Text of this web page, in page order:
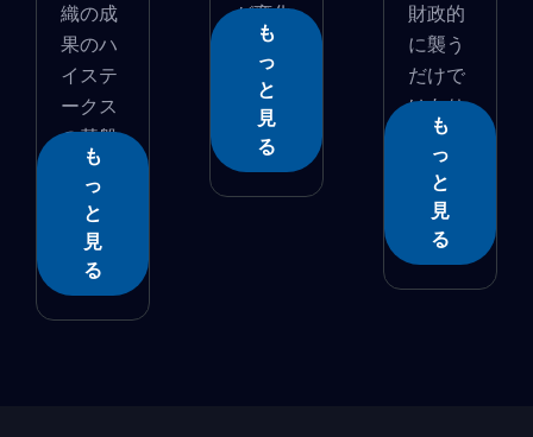
織の成
果のハ
イステ
ークス
の基盤
で...も
っ
と
見
る
が変化
す...も
っ
と
見
る
財政的
に襲う
だけで
はあり
ま�...
も
っ
と
見
る